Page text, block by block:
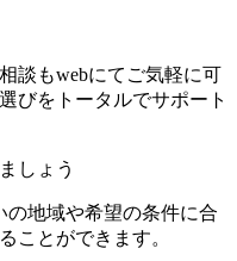
談もwebにてご気軽に可
びをトータルでサポート
しょう
の地域や希望の条件に合
ことができます。